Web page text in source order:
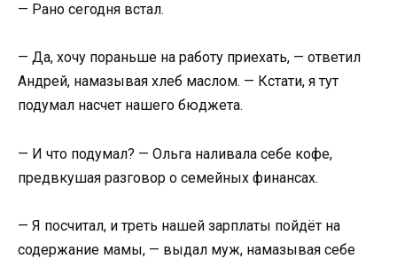
— Рано сегодня встал.
— Да, хочу пораньше на работу приехать, — ответил
Андрей, намазывая хлеб маслом. — Кстати, я тут
подумал насчет нашего бюджета.
— И что подумал? — Ольга наливала себе кофе,
предвкушая разговор о семейных финансах.
— Я посчитал, и треть нашей зарплаты пойдёт на
содержание мамы, — выдал муж, намазывая себе